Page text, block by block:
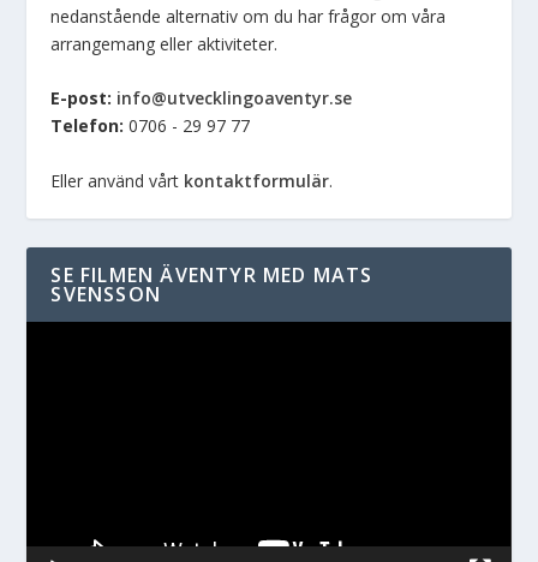
nedanstående alternativ om du har frågor om våra
arrangemang eller aktiviteter.
E-post: info@utvecklingoaventyr.se
Telefon: 0706 - 29 97 77
Eller använd vårt kontaktformulär.
SE FILMEN ÄVENTYR MED MATS
SVENSSON